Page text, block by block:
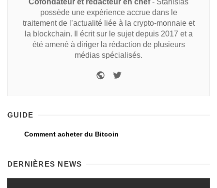
possède une expérience accrue dans le
traitement de l’actualité liée à la crypto-monnaie et
la blockchain. Il écrit sur le sujet depuis 2017 et a
été amené à diriger la rédaction de plusieurs
médias spécialisés.
GUIDE
Comment acheter du Bitcoin
DERNIÈRES NEWS